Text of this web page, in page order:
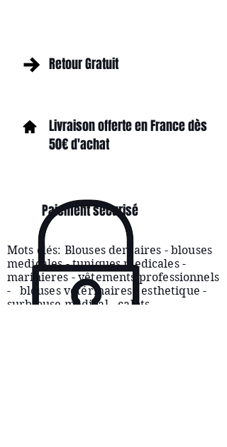
Retour Gratuit
Livraison offerte en France dès
50€ d'achat
Paiement sécurisé
Mots clés: Blouses dentaires - blouses
medicales - tuniques medicales -
marinieres -vêtements professionnels
- blouses vétérinaires - esthetique -
surblouse medical - calots